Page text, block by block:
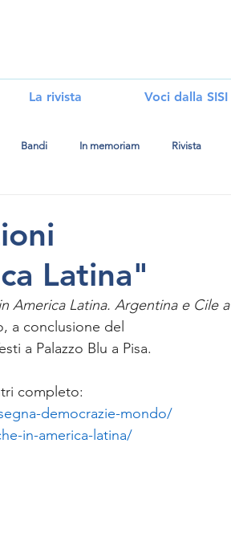
La rivista Voci dalla SISI
Bandi In memoriam Rivista
Latina"
America Latina. Argentina e Cile a
a conclusione del
a Palazzo Blu a Pisa.
completo:
democrazie-mondo/
in-america-latina/